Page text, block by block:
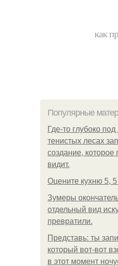
как
Популярные
Где-то глубоко
тенистых лесах
создание, которое
видит.
Оцените кухню 5, 5
Зумеры
отдельный вид
превратили.
Представь: ты
который вот-вот
в этот момент